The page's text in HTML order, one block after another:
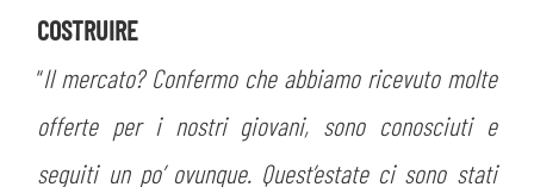
COSTRUIRE
“Il mercato? Confermo che abbiamo ricevuto molte
offerte per i nostri giovani, sono conosciuti e
seguiti un po’ ovunque. Quest’estate ci sono stati